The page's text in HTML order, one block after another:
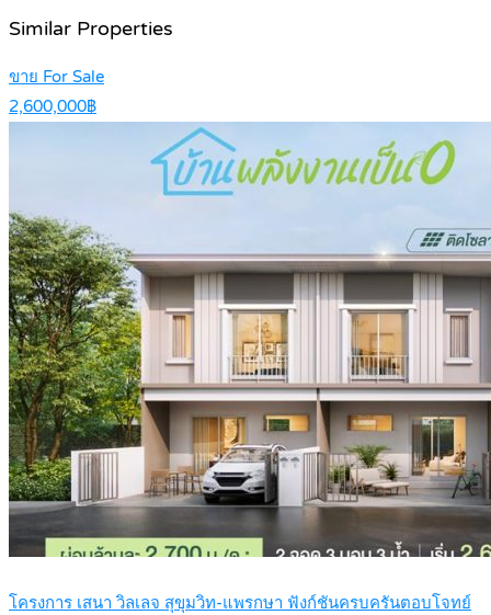
Similar Properties
ขาย For Sale
2,600,000฿
โครงการ เสนา วิลเลจ สุขุมวิท-แพรกษา ฟังก์ชันครบครันตอบโจทย์